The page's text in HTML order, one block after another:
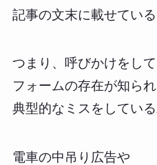
記事の文末に載せている
つまり、呼びかけをして
フォームの存在が知られ
典型的なミスをしている
電車の中吊り広告や